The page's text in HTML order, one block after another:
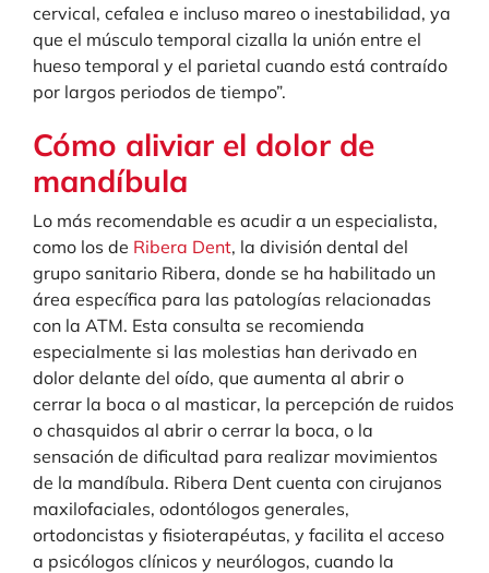
cervical, cefalea e incluso mareo o inestabilidad, ya
que el músculo temporal cizalla la unión entre el
hueso temporal y el parietal cuando está contraído
por largos periodos de tiempo”.
Cómo aliviar el dolor de
mandíbula
Lo más recomendable es acudir a un especialista,
como los de Ribera Dent, la división dental del
grupo sanitario Ribera, donde se ha habilitado un
área específica para las patologías relacionadas
con la ATM. Esta consulta se recomienda
especialmente si las molestias han derivado en
dolor delante del oído, que aumenta al abrir o
cerrar la boca o al masticar, la percepción de ruidos
o chasquidos al abrir o cerrar la boca, o la
sensación de dificultad para realizar movimientos
de la mandíbula. Ribera Dent cuenta con cirujanos
maxilofaciales, odontólogos generales,
ortodoncistas y fisioterapéutas, y facilita el acceso
a psicólogos clínicos y neurólogos, cuando la